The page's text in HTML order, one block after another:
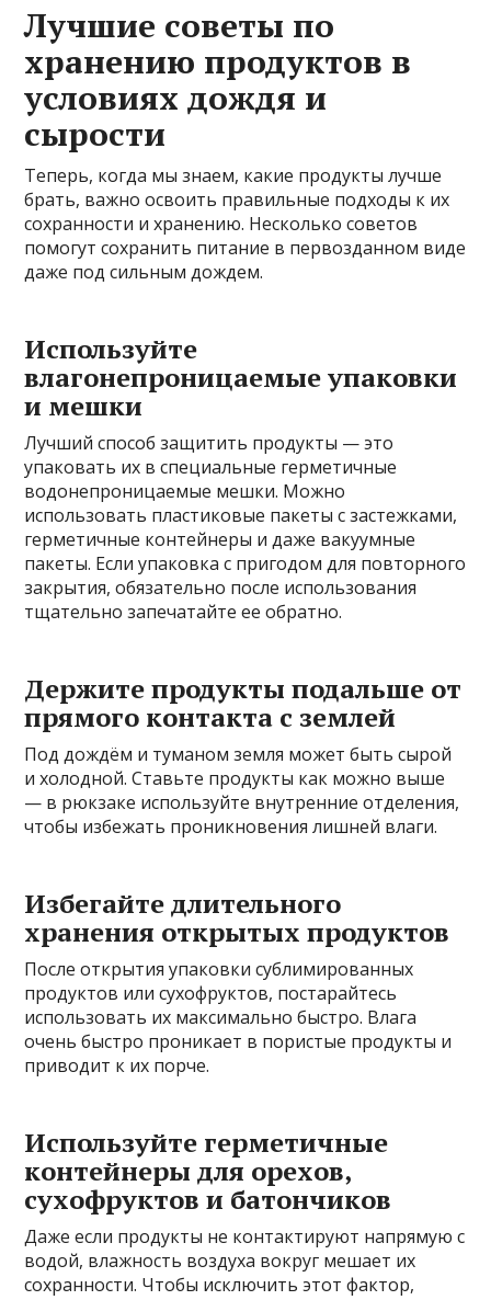
Лучшие советы по
хранению продуктов в
условиях дождя и
сырости
Теперь, когда мы знаем, какие продукты лучше
брать, важно освоить правильные подходы к их
сохранности и хранению. Несколько советов
помогут сохранить питание в первозданном виде
даже под сильным дождем.
Используйте
влагонепроницаемые упаковки
и мешки
Лучший способ защитить продукты — это
упаковать их в специальные герметичные
водонепроницаемые мешки. Можно
использовать пластиковые пакеты с застежками,
герметичные контейнеры и даже вакуумные
пакеты. Если упаковка с пригодом для повторного
закрытия, обязательно после использования
тщательно запечатайте ее обратно.
Держите продукты подальше от
прямого контакта с землей
Под дождём и туманом земля может быть сырой
и холодной. Ставьте продукты как можно выше
— в рюкзаке используйте внутренние отделения,
чтобы избежать проникновения лишней влаги.
Избегайте длительного
хранения открытых продуктов
После открытия упаковки сублимированных
продуктов или сухофруктов, постарайтесь
использовать их максимально быстро. Влага
очень быстро проникает в пористые продукты и
приводит к их порче.
Используйте герметичные
контейнеры для орехов,
сухофруктов и батончиков
Даже если продукты не контактируют напрямую с
водой, влажность воздуха вокруг мешает их
сохранности. Чтобы исключить этот фактор,